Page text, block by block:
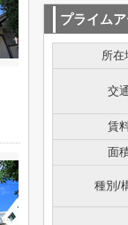
プライム
所在
交
賃
面
種別/